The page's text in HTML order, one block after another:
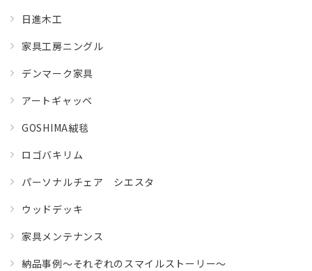
日進木工
家具工房ニングル
デンマーク家具
アートギャッベ
GOSHIMA絨毯
ロゴバキリム
パーソナルチェア シエスタ
ウッドデッキ
家具メンテナンス
納品事例～それぞれのスマイルストーリー～